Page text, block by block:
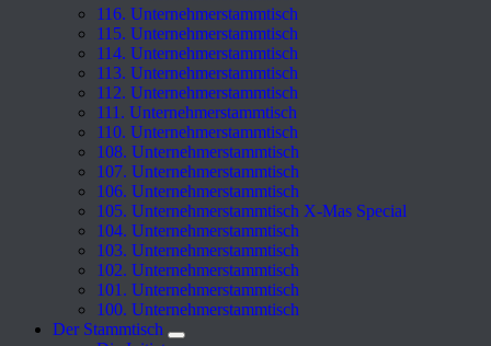
116. Unternehmerstammtisch
115. Unternehmerstammtisch
114. Unternehmerstammtisch
113. Unternehmerstammtisch
112. Unternehmerstammtisch
111. Unternehmerstammtisch
110. Unternehmerstammtisch
108. Unternehmerstammtisch
107. Unternehmerstammtisch
106. Unternehmerstammtisch
105. Unternehmerstammtisch X-Mas Special
104. Unternehmerstammtisch
103. Unternehmerstammtisch
102. Unternehmerstammtisch
101. Unternehmerstammtisch
100. Unternehmerstammtisch
Der Stammtisch